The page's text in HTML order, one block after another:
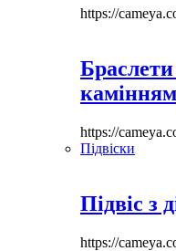
https://
камінням
https://
Підвіски
Підвіс з
https://